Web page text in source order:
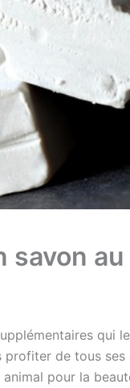
qui
de tous
animal pour la